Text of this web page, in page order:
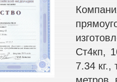
Ст4кп,
7.34 кг.,